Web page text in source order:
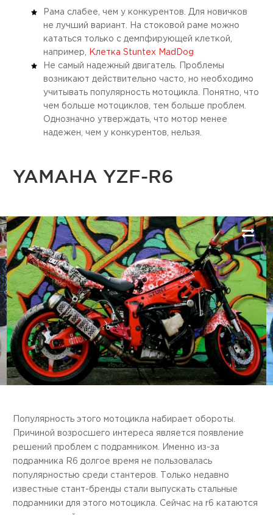
Рама слабее, чем у конкурентов. Для новичков
не лучший вариант. На стоковой раме можно
кататься только с демпфирующей клеткой,
например,
Клетка Stuntex MadDog
Не самый надежный двигатель. Проблемы
возникают действительно часто, но необходимо
учитывать популярность мотоцикла. Понятно, что
чем больше мотоциклов, тем больше проблем.
Однозначно утверждать, что мотор менее
надежен, чем у конкурентов, нельзя.
YAMAHA YZF-R6
Next
Популярность этого мотоцикла набирает обороты.
Причиной возросшего интереса является появление
решений проблем с подрамником. Именно из-за
подрамника R6 долгое время не пользовалась
популярностью среди стантеров. Только недавно
известные стант-бренды стали выпускать стальные
подрамники для этого мотоцикла. Сейчас на r6 катаются